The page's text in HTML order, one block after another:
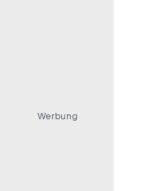
Werbung